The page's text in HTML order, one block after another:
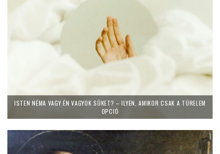
ISTEN NÉMA VAGY ÉN VAGYOK SÜKET? – ILYEN, AMIKOR CSAK A TÜRELEM
OPCIÓ